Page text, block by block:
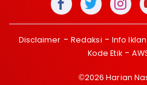
Disclaimer Redaksi Info Iklan
Kode Etik
©2026 Harian